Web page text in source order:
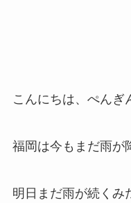
こんにちは、ぺんぎ
福岡は今もまだ雨が
明日まだ雨が続くみ